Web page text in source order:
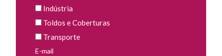
Indústria
Toldos e Coberturas
Transporte
E-mail